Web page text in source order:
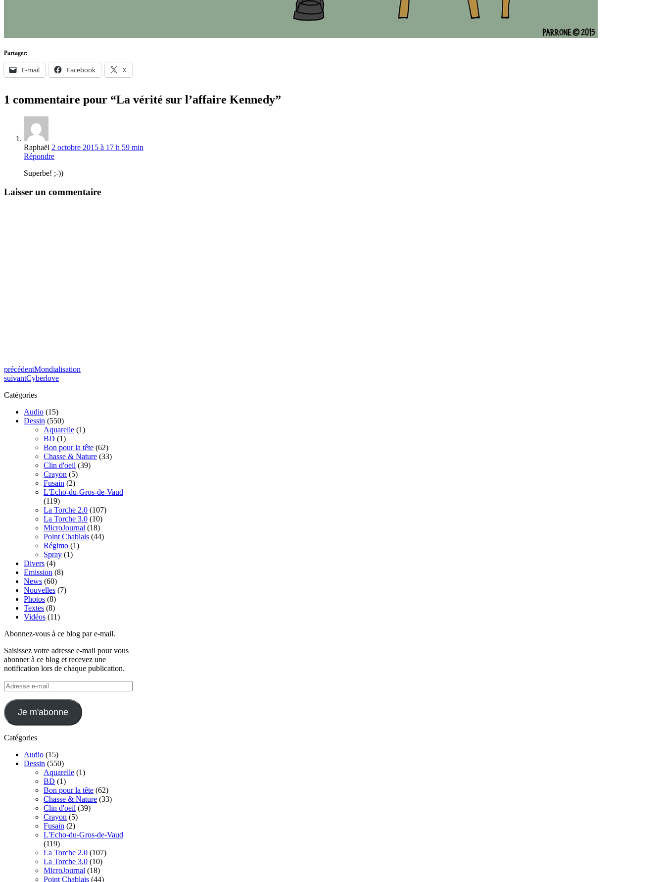
Partager:
E-mail Facebook X
1 commentaire pour “La vérité sur l’affaire Kennedy”
Raphaël 2 octobre 2015 à 17 h 59 min
Répondre
Superbe! ;-))
Laisser un commentaire
précédentMondialisation
suivantCyberlove
Catégories
Audio (15)
Dessin (550)
Aquarelle (1)
BD (1)
Bon pour la tête (62)
Chasse & Nature (33)
Clin d'oeil (39)
Crayon (5)
Fusain (2)
L'Echo-du-Gros-de-Vaud
(119)
La Torche 2.0 (107)
La Torche 3.0 (10)
MicroJournal (18)
Point Chablais (44)
Régimo (1)
Spray (1)
Divers (4)
Emission (8)
News (60)
Nouvelles (7)
Photos (8)
Textes (8)
Vidéos (11)
Abonnez-vous à ce blog par e-mail.
Saisissez votre adresse e-mail pour vous
abonner à ce blog et recevez une
notification lors de chaque publication.
Adresse
e-
mail
Je m'abonne
Catégories
Audio (15)
Dessin (550)
Aquarelle (1)
BD (1)
Bon pour la tête (62)
Chasse & Nature (33)
Clin d'oeil (39)
Crayon (5)
Fusain (2)
L'Echo-du-Gros-de-Vaud
(119)
La Torche 2.0 (107)
La Torche 3.0 (10)
MicroJournal (18)
Point Chablais (44)